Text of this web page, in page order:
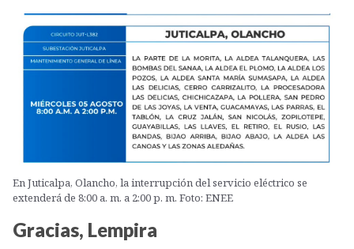
En Juticalpa, Olancho, la interrupción del servicio eléctrico se
extenderá de 8:00 a. m. a 2:00 p. m. Foto: ENEE
Gracias, Lempira